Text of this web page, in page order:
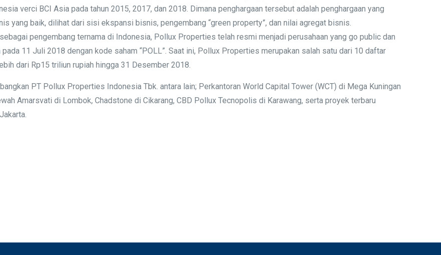
verci BCI Asia pada tahun 2015, 2017, dan 2018. Dimana penghargaan tersebut adalah penghargaan yang
yang baik, dilihat dari sisi ekspansi bisnis, pengembang “green property”, dan nilai agregat bisnis.
pengembang ternama di Indonesia, Pollux Properties telah resmi menjadi perusahaan yang go public dan
11 Juli 2018 dengan kode saham “POLL”. Saat ini, Pollux Properties merupakan salah satu dari 10 daftar
dari Rp15 triliun rupiah hingga 31 Desember 2018.
PT Pollux Properties Indonesia Tbk. antara lain; Perkantoran World Capital Tower (WCT) di Mega Kuningan
Amarsvati di Lombok, Chadstone di Cikarang, CBD Pollux Tecnopolis di Karawang, serta proyek terbaru